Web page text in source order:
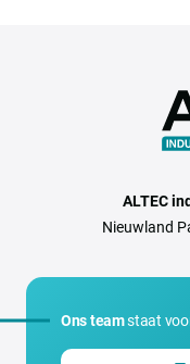
ALTEC
Nieuwland
Ons teamstaat